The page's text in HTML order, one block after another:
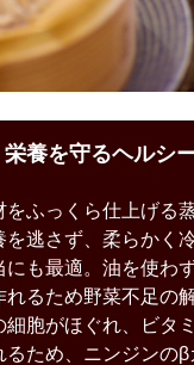
養を守るヘルシ
ふっくら仕上げる
逃さず、柔らかく
にも最適。油を使わ
るため野菜不足の
細胞がほぐれ、ビタ
ため、ニンジンの